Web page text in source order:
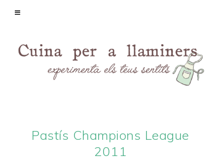
Pastís Champions League
2011